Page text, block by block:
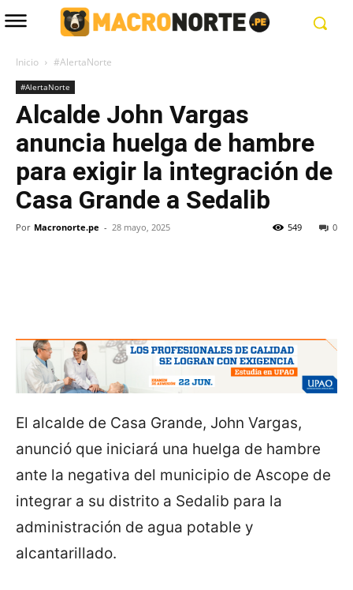
Inicio #AlertaNorte
#AlertaNorte
Alcalde John Vargas
anuncia huelga de hambre
para exigir la integración de
Casa Grande a Sedalib
Por Macronorte.pe - 28 mayo, 2025 0
549
El alcalde de Casa Grande, John Vargas,
anunció que iniciará una huelga de hambre
ante la negativa del municipio de Ascope de
integrar a su distrito a Sedalib para la
administración de agua potable y
alcantarillado.